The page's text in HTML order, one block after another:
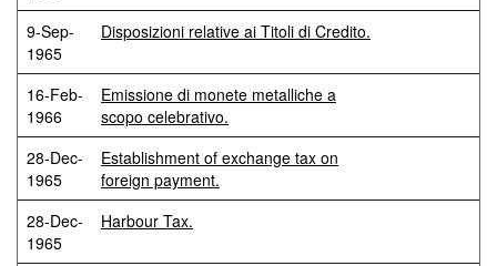
9-Sep-
1965
Disposizioni relative ai Titoli di Credito.
16-Feb-
1966
Emissione di monete metalliche a
scopo celebrativo.
28-Dec-
1965
Establishment of exchange tax on
foreign payment.
28-Dec-
1965
Harbour Tax.